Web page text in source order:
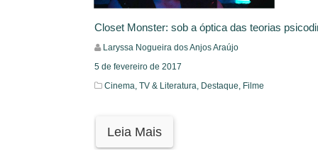
Closet Monster: sob a óptica das teorias
Laryssa Nogueira dos Anjos Araújo
5 de fevereiro de 2017
Cinema, TV & Literatura, Destaque, Filme
Leia Mais